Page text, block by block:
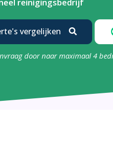
vergelijken
door naar maximaal 4